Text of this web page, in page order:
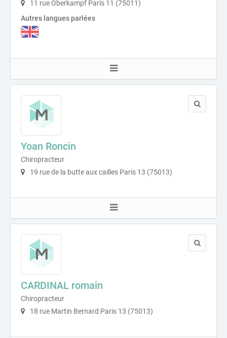
11 rue Oberkampf Paris 11 (75011)
Autres langues parlées
Yoan Roncin
Chiropracteur
19 rue de la butte aux cailles Paris 13 (75013)
CARDINAL romain
Chiropracteur
18 rue Martin Bernard Paris 13 (75013)